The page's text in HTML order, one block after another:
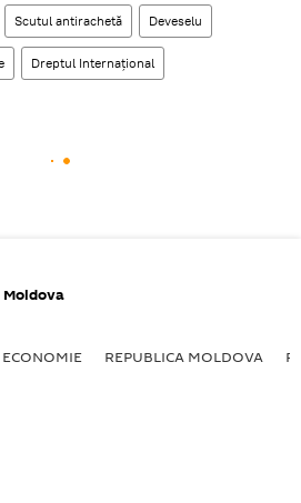
Scutul antirachetă Deveselu
Dreptul Internațional
Moldova
ECONOMIE REPUBLICA MOLDOVA